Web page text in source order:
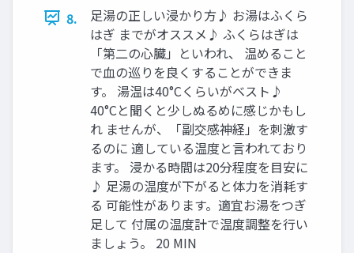
8.
足湯の正しい浸かり方♪ お湯はふくら
はぎ までがオススメ♪ ふくらはぎは
「第二の心臓」といわれ、 温めること
で血の巡りを良くすることができま
す。 湯温は40°Cくらいがベスト♪
40°Cと聞くと少しぬるめに感じかもし
れ ませんが、「副交感神経」を刺激す
るのに 適している温度と言われており
ます。 浸かる時間は20分程度を目安に
♪ 足湯の温度が下がると体力を消耗す
る 可能性があります。適宜お湯をつぎ
足して 付属の温度計で温度調整を行い
ましょう。 20 MIN